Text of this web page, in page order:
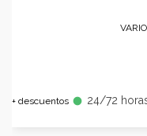
+ descuentos fiber_manual_record 24/72